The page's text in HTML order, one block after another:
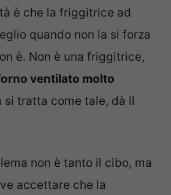
è che la friggitrice ad
quando non la si forza
è. Non è una friggitrice,
ventilato molto
si tratta come tale, dà il
non è tanto il cibo, ma
accettare che la